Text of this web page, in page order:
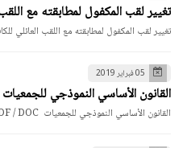
تغيير لقب المكفول لمطابقته مع
تغيير لقب المكفول لمطابقته مع اللقب العائلي
05 فبراير 2019
القانون الأساسي النموذجي للجمعيات PDF / DOC
القانون الأساسي النموذجي للجمعيات PDF / DOC